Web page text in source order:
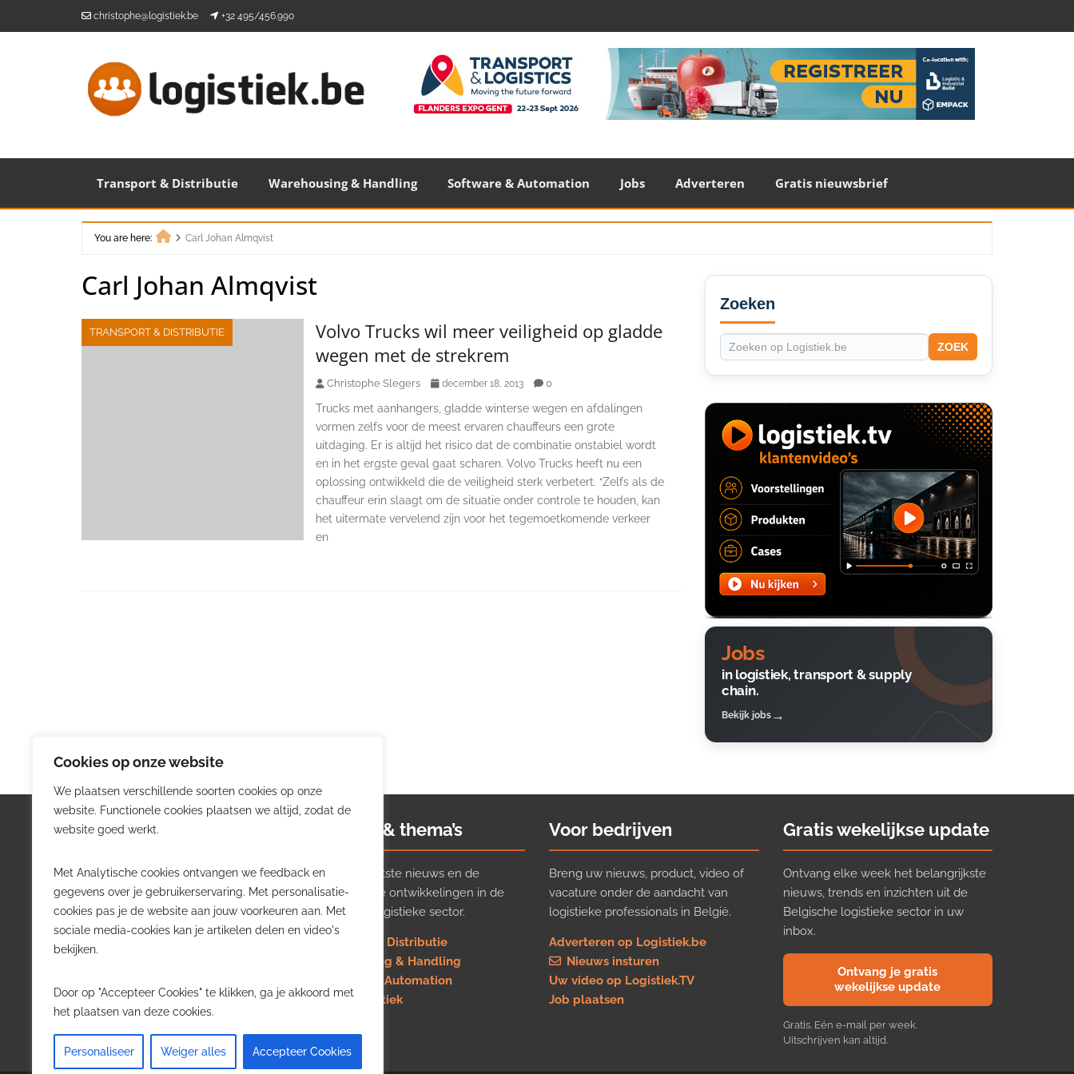
Cookies op onze website
We plaatsen verschillende soorten cookies op onze
website. Functionele cookies plaatsen we altijd, zodat de
website goed werkt.
Met Analytische cookies ontvangen we feedback en
gegevens over je gebruikerservaring. Met personalisatie-
cookies pas je de website aan jouw voorkeuren aan. Met
sociale media-cookies kan je artikelen delen en video's
bekijken.
Door op "Accepteer Cookies" te klikken, ga je akkoord met
het plaatsen van deze cookies.
Personaliseer Weiger alles Accepteer Cookies
christophe@logistiek.be +32 495/456.990
Transport & Distributie Warehousing & Handling Software & Automation Jobs Adverteren Gratis nieuwsbrief
You are here:
Carl Johan Almqvist
Carl Johan Almqvist
TRANSPORT & DISTRIBUTIE
Volvo Trucks wil meer veiligheid op gladde
wegen met de strekrem
Christophe Slegers december 18, 2013 0
Trucks met aanhangers, gladde winterse wegen en afdalingen
vormen zelfs voor de meest ervaren chauffeurs een grote
uitdaging. Er is altijd het risico dat de combinatie onstabiel wordt
en in het ergste geval gaat scharen. Volvo Trucks heeft nu een
oplossing ontwikkeld die de veiligheid sterk verbetert. “Zelfs als de
chauffeur erin slaagt om de situatie onder controle te houden, kan
het uitermate vervelend zijn voor het tegemoetkomende verkeer
en
Secondary
Sidebar
Zoeken
ZOEK
Jobs
in logistiek, transport & supply
chain.
Bekijk jobs
Logistiek.be
Logistiek.be brengt dagelijks nieuws,
trends en praktijkverhalen over
transport, warehousing, supply chain
en automatisering in België.
willen volgen.
Nieuws & thema’s
Volg het laatste nieuws en de
belangrijkste ontwikkelingen in de
Belgische logistieke sector.
Transport & Distributie
Warehousing & Handling
Software & Automation
Job in logistiek
Voor bedrijven
Breng uw nieuws, product, video of
vacature onder de aandacht van
logistieke professionals in België.
Adverteren op Logistiek.be
Nieuws insturen
Uw video op Logistiek.TV
Job plaatsen
Gratis wekelijkse update
Ontvang elke week het belangrijkste
nieuws, trends en inzichten uit de
Belgische logistieke sector in uw
inbox.
Ontvang je gratis
wekelijkse update
Gratis. Eén e-mail per week.
Uitschrijven kan altijd.